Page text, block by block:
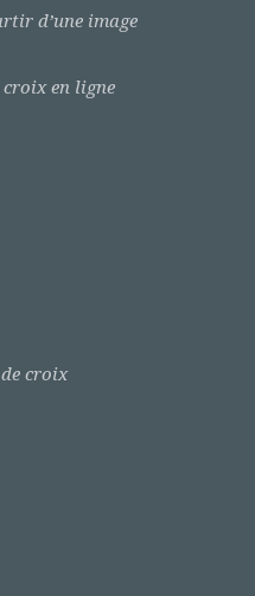
d’une image
en ligne
croix